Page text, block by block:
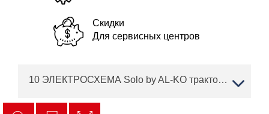
Скидки
Для сервисных центров
10 ЭЛЕКТРОСХЕМА Solo by AL-KO трактор T 22-110.0 HDH-A V2 Артикул: 127575